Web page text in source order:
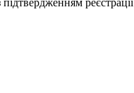
реєстрації